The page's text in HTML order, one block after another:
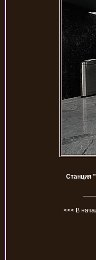
Станция
<<< В